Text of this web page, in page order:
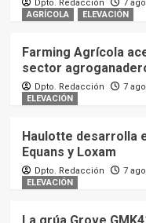
Dpto. Redacción 7
AGRÍCOLA
ELEVACIÓN
Farming Agrícola
sector
Dpto. Redacción 7
ELEVACIÓN
Haulotte desarrolla
Equans y Loxam
Dpto. Redacción 7
ELEVACIÓN